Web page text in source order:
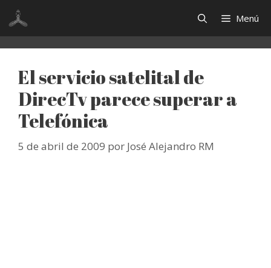
Saltar
contenido
Menú
El servicio satelital de
DirecTv parece superar a
Telefónica
5 de abril de 2009 por José Alejandro RM